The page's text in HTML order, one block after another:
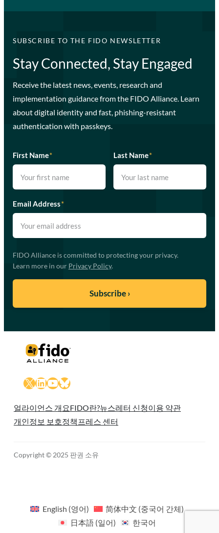
SUBSCRIBE TO THE FIDO NEWSLETTER
Stay Connected, Stay Engaged
Receive the latest news, events, research and
implementation guidance from the FIDO Alliance. Learn
about digital identity and fast, phishing-resistant
authentication with passkeys.
First Name* Last Name*
Email Address*
FIDO Alliance is committed to protecting your privacy.
Learn more in our Privacy Policy.
X LinkedIn
YouTube
Bluesky
얼라이언스 개요FIDO란?뉴스레터 신청이용 약관
개인정보 보호정책 프레스 센터
Copyright © 2025 판권 소유
English (영어) 简体中文 (중국어 간체)
日本語(일어) 한국어